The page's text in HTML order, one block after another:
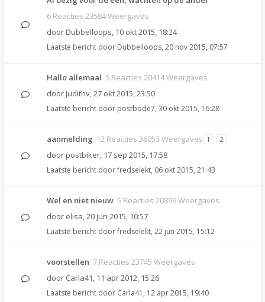
6 Reacties 23584 Weergaves
door Dubbelloops, 10 okt 2015, 18:24
Laatste bericht door Dubbelloops, 20 nov 2015, 07:57
Hallo allemaal 5 Reacties 20414 Weergaves
door Judithv,27 okt 2015, 23:50
Laatste bericht door postbode7, 30 okt 2015, 16:28
aanmelding 12 Reacties 36053 Weergaves 1 2
door postbiker, 17 sep 2015, 17:58
Laatste bericht doorfredselekt, 06 okt 2015, 21:43
Wel en niet nieuw 5 Reacties 20896 Weergaves
door elisa,20 jun 2015, 10:57
Laatste bericht doorfredselekt, 22 jun 2015, 15:12
voorstellen 7 Reacties 23745 Weergaves
door Carla41, 11 apr 2012, 15:26
Laatste bericht door Carla41 , 12 apr 2015, 19:40